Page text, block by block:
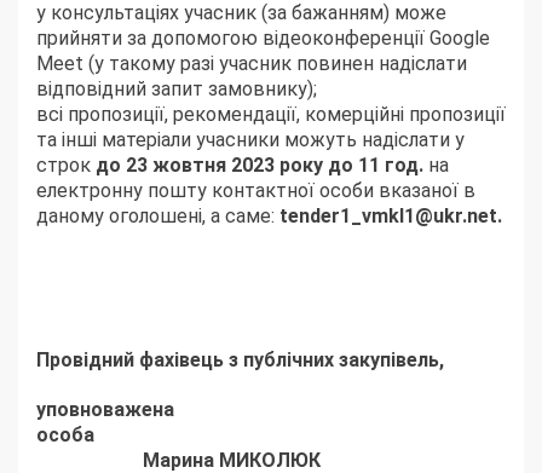
у консультаціях учасник (за бажанням) може
прийняти за допомогою відеоконференції Google
Meet (у такому разі учасник повинен надіслати
відповідний запит замовнику);
всі пропозиції, рекомендації, комерційні пропозиції
та інші матеріали учасники можуть надіслати у
строк до 23 жовтня 2023 року до 11 год. на
електронну пошту контактної особи вказаної в
даному оголошені, а саме: tender1_vmkl1@ukr.net.
Провідний фахівець з публічних закупівель,
уповноважена
особа
Марина МИКОЛЮК